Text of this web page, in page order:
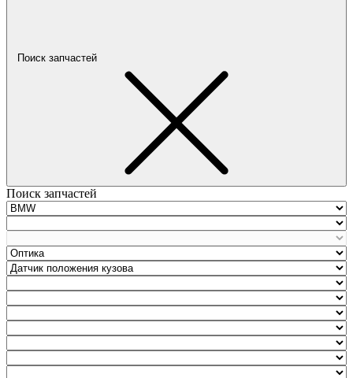
Поиск запчастей
Поиск запчастей